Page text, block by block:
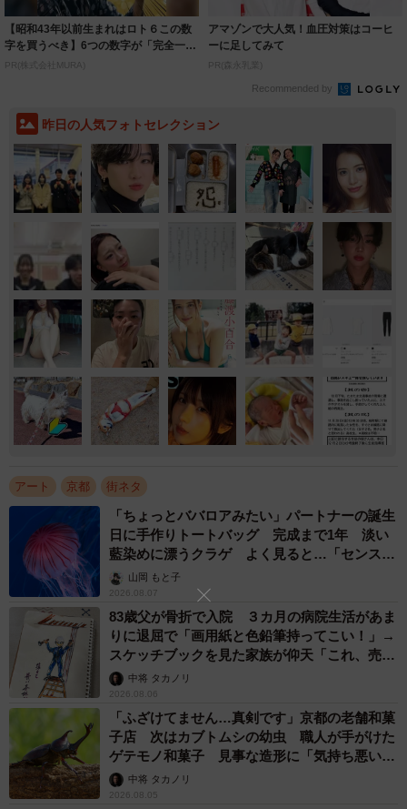
【昭和43年以前生まれはロト６この数
字を買うべき】6つの数字が「完全一
致」する方...
PR(株式会社MURA)
アマゾンで大人気！血圧対策はコーヒ
ーに足してみて
PR(森永乳業)
Recommended by
昨日の人気フォトセレクション
アート 京都 街ネタ
「ちょっとババロアみたい」パートナーの誕生
日に手作りトートバッグ 完成まで1年 淡い
藍染めに漂うクラゲ よく見ると…「センスす
ごい」山岡 もと子
2026.08.07
83歳父が骨折で入院 ３カ月の病院生活があま
りに退屈で「画用紙と色鉛筆持ってこい！」→
スケッチブックを見た家族が仰天「これ、売れ
ますよ…」
中将 タカノリ
2026.08.06
「ふざけてません…真剣です」京都の老舗和菓
子店 次はカブトムシの幼虫 職人が手がけた
ゲテモノ和菓子 見事な造形に「気持ち悪いく
らいリアル」
中将 タカノリ
2026.08.05